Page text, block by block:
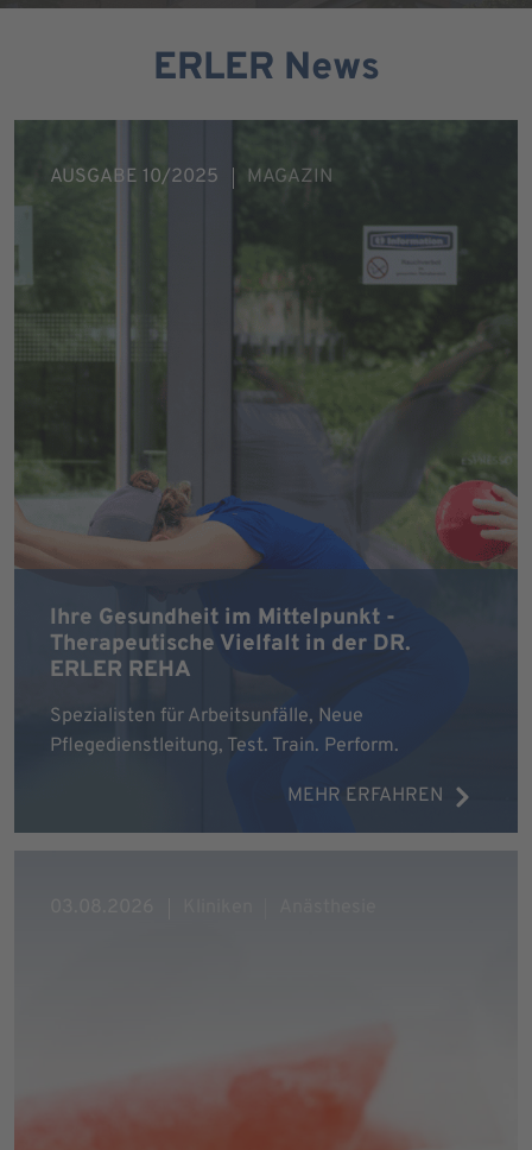
ERLER News
Ihre Gesundheit im Mittelpunkt -
Therapeutische Vielfalt in der DR.
ERLER REHA
Spezialisten für Arbeitsunfälle, Neue
Pflegedienstleitung, Test. Train. Perform.
MEHR ERFAHREN
AUSGABE 10/2025 MAGAZIN